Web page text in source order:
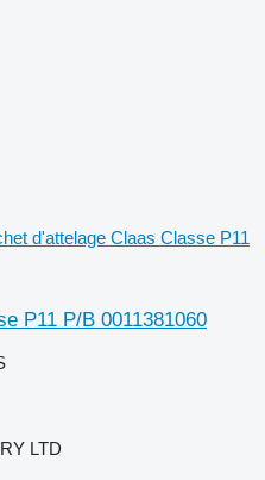
d'attelage Claas Classe P11
P11 P/B 0011381060
LTD